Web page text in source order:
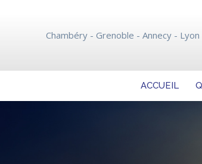
Chambéry - Grenoble - Annecy - Lyon
ACCUEIL